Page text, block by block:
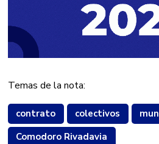
Temas de la nota:
contrato colectivos
Comodoro Rivadavia